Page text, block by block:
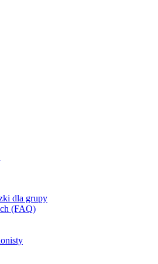
dla grupy
(FAQ)